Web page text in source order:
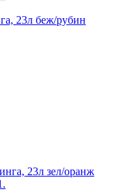
23л беж/рубин